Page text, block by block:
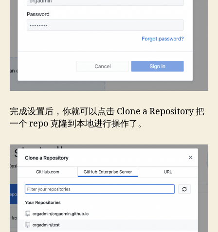
完成设置后，你就可以点击 Clone a Repository 把
一个 repo 克隆到本地进行操作了。